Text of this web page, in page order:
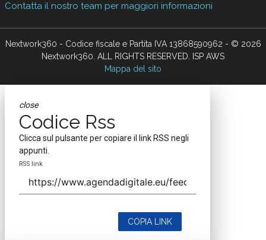
Contatta il nostro team per maggiori informazioni
Nextwork360 - Codice fiscale e Partita IVA 13868590962 - © 2026
Nextwork360. ALL RIGHTS RESERVED. ISP AWS
Mappa del sito
close
Codice Rss
Clicca sul pulsante per copiare il link RSS negli
appunti.
RSS link
COPIA LINK